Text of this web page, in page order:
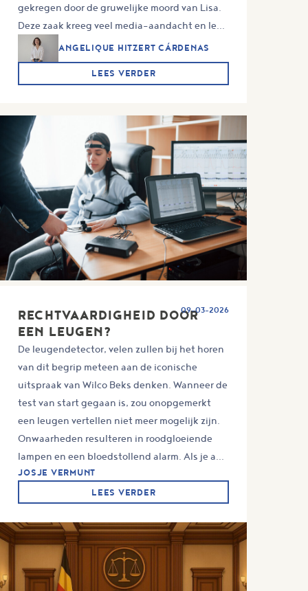
gekregen door de gruwelijke moord van Lisa.
Deze zaak kreeg veel media-aandacht en le...
ANGELIQUE HITZERT CÁRDENAS
LEES VERDER
RECHTVAARDIGHEID DOOR
EEN LEUGEN?
09-03-2026
De leugendetector, velen zullen bij het horen
van dit begrip meteen aan de iconische
uitspraak van Wilco Beks denken. Wanneer de
test van start gegaan is, zou onopgemerkt
een leugen vertellen niet meer mogelijk zijn.
Onwaarheden resulteren in roodgloeiende
lampen en een bloedstollend alarm. Als je a...
JOSJE VERMUNT
LEES VERDER